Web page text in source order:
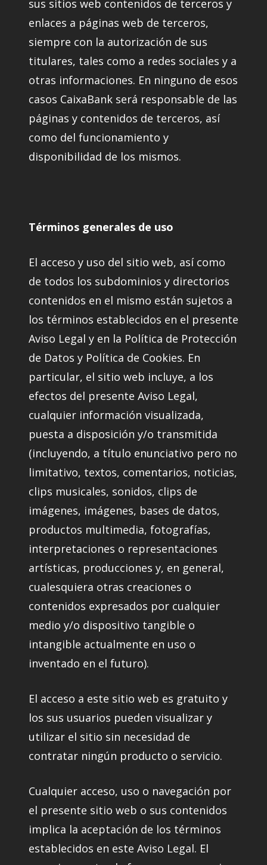
sus sitios web contenidos de terceros y
enlaces a páginas web de terceros,
siempre con la autorización de sus
titulares, tales como a redes sociales y a
otras informaciones. En ninguno de esos
casos CaixaBank será responsable de las
páginas y contenidos de terceros, así
como del funcionamiento y
disponibilidad de los mismos.
Términos generales de uso
El acceso y uso del sitio web, así como
de todos los subdominios y directorios
contenidos en el mismo están sujetos a
los términos establecidos en el presente
Aviso Legal y en la Política de Protección
de Datos y Política de Cookies. En
particular, el sitio web incluye, a los
efectos del presente Aviso Legal,
cualquier información visualizada,
puesta a disposición y/o transmitida
(incluyendo, a título enunciativo pero no
limitativo, textos, comentarios, noticias,
clips musicales, sonidos, clips de
imágenes, imágenes, bases de datos,
productos multimedia, fotografías,
interpretaciones o representaciones
artísticas, producciones y, en general,
cualesquiera otras creaciones o
contenidos expresados por cualquier
medio y/o dispositivo tangible o
intangible actualmente en uso o
inventado en el futuro).
El acceso a este sitio web es gratuito y
los sus usuarios pueden visualizar y
utilizar el sitio sin necesidad de
contratar ningún producto o servicio.
Cualquier acceso, uso o navegación por
el presente sitio web o sus contenidos
implica la aceptación de los términos
establecidos en este Aviso Legal. El